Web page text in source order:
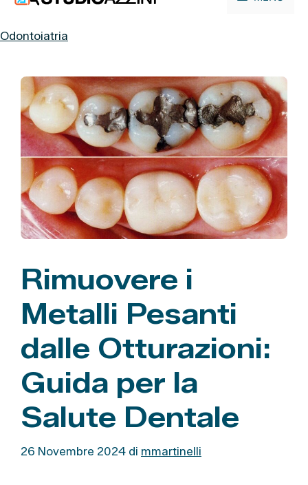
contenuto
Odontoiatria
Rimuovere i
Metalli Pesanti
dalle Otturazioni:
Guida per la
Salute Dentale
26 Novembre 2024 di mmartinelli